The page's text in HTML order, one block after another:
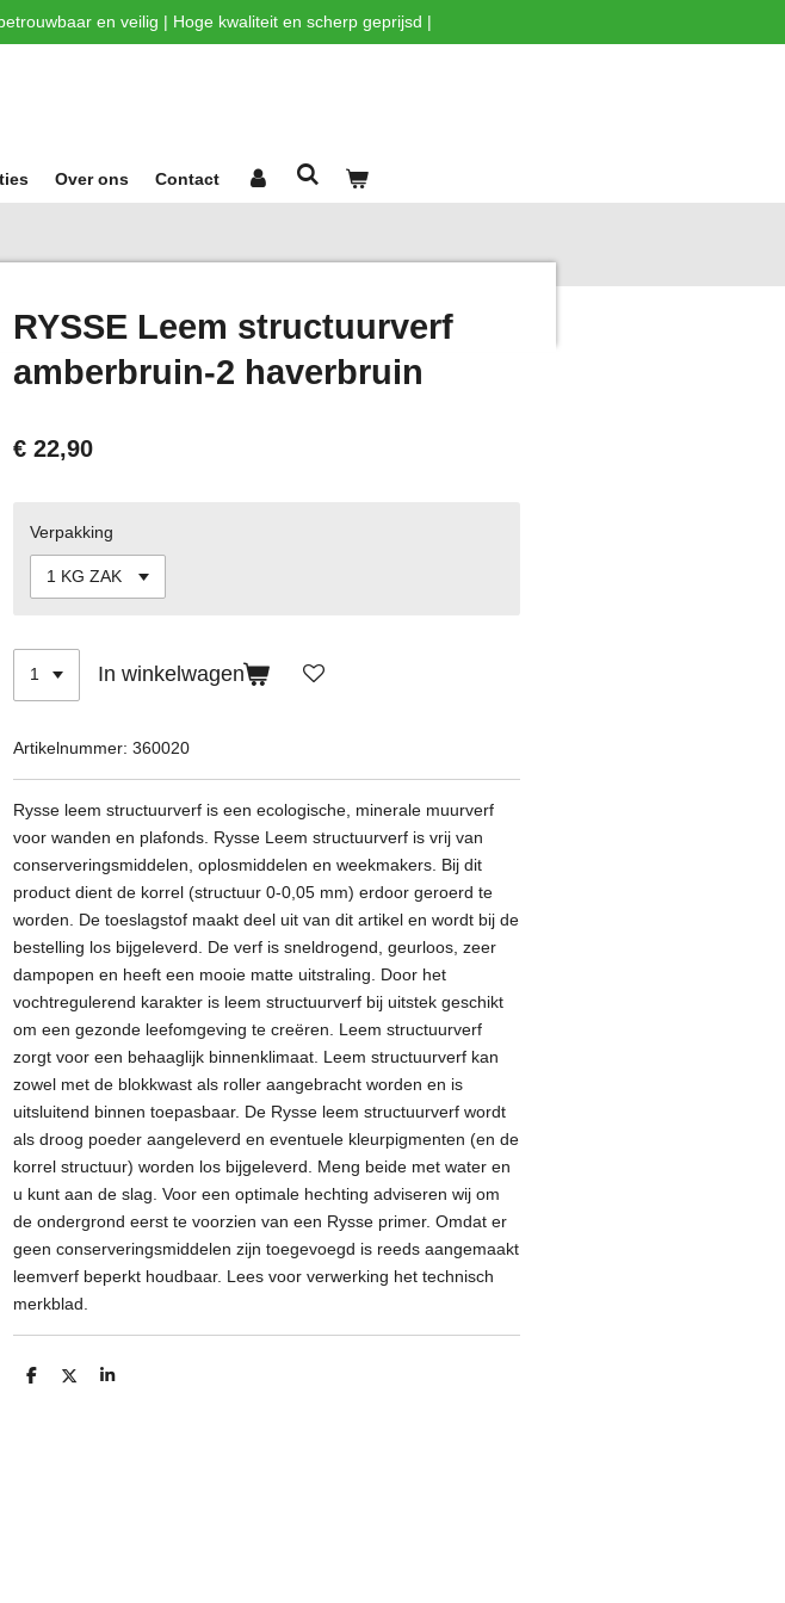
en veilig | Hoge kwaliteit en scherp geprijsd |
Over ons Contact
RYSSE Leem structuurverf
amberbruin-2 haverbruin
€ 22,90
Verpakking
In winkelwagen
Artikelnummer: 360020
Rysse leem structuurverf is een ecologische, minerale muurverf
voor wanden en plafonds. Rysse Leem structuurverf is vrij van
conserveringsmiddelen, oplosmiddelen en weekmakers. Bij dit
product dient de korrel (structuur 0-0,05 mm) erdoor geroerd te
worden. De toeslagstof maakt deel uit van dit artikel en wordt bij de
bestelling los bijgeleverd. De verf is sneldrogend, geurloos, zeer
dampopen en heeft een mooie matte uitstraling. Door het
vochtregulerend karakter is leem structuurverf bij uitstek geschikt
om een gezonde leefomgeving te creëren. Leem structuurverf
zorgt voor een behaaglijk binnenklimaat. Leem structuurverf kan
zowel met de blokkwast als roller aangebracht worden en is
uitsluitend binnen toepasbaar. De Rysse leem structuurverf wordt
als droog poeder aangeleverd en eventuele kleurpigmenten (en de
korrel structuur) worden los bijgeleverd. Meng beide met water en
u kunt aan de slag. Voor een optimale hechting adviseren wij om
de ondergrond eerst te voorzien van een Rysse primer. Omdat er
geen conserveringsmiddelen zijn toegevoegd is reeds aangemaakt
leemverf beperkt houdbaar. Lees voor verwerking het technisch
merkblad.
D
D
S